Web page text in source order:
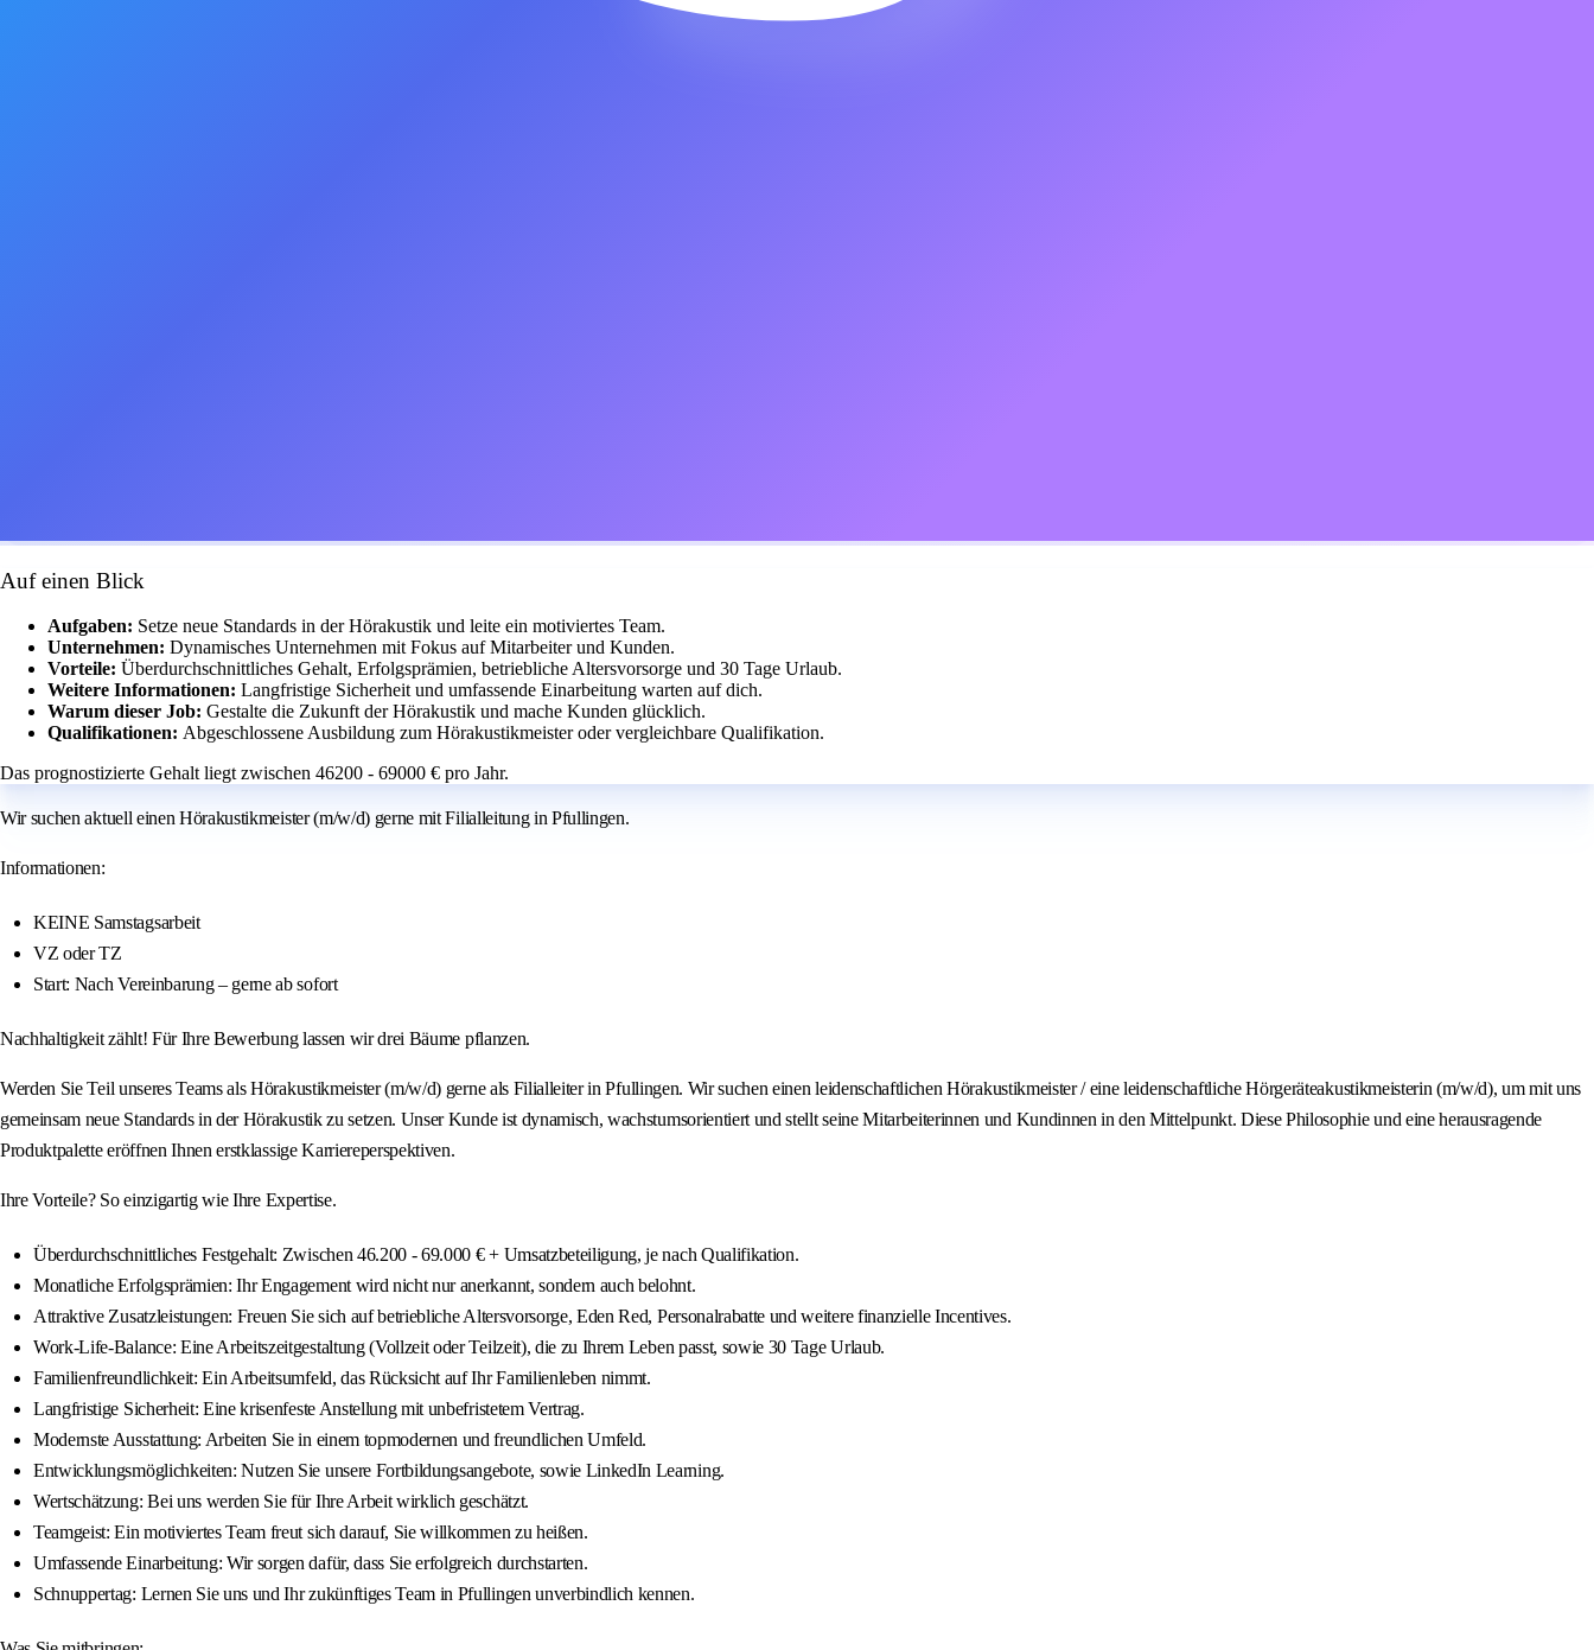
Auf einen Blick
Aufgaben: Setze neue Standards in der Hörakustik und leite ein motiviertes Team.
Unternehmen: Dynamisches Unternehmen mit Fokus auf Mitarbeiter und Kunden.
Vorteile: Überdurchschnittliches Gehalt, Erfolgsprämien, betriebliche Altersvorsorge und 30 Tage Urlaub.
Weitere Informationen: Langfristige Sicherheit und umfassende Einarbeitung warten auf dich.
Warum dieser Job: Gestalte die Zukunft der Hörakustik und mache Kunden glücklich.
Qualifikationen: Abgeschlossene Ausbildung zum Hörakustikmeister oder vergleichbare Qualifikation.
Das prognostizierte Gehalt liegt zwischen 46200 - 69000 € pro Jahr.
Wir suchen aktuell einen Hörakustikmeister (m/w/d) gerne mit Filialleitung in Pfullingen.
Informationen:
KEINE Samstagsarbeit
VZ oder TZ
Start: Nach Vereinbarung – gerne ab sofort
Nachhaltigkeit zählt! Für Ihre Bewerbung lassen wir drei Bäume pflanzen.
Werden Sie Teil unseres Teams als Hörakustikmeister (m/w/d) gerne als Filialleiter in Pfullingen. Wir suchen einen leidenschaftlichen Hörakustikmeister / eine leidenschaftliche Hörgeräteakustikmeisterin (m/w/d), um mit uns
gemeinsam neue Standards in der Hörakustik zu setzen. Unser Kunde ist dynamisch, wachstumsorientiert und stellt seine Mitarbeiterinnen und Kundinnen in den Mittelpunkt. Diese Philosophie und eine herausragende
Produktpalette eröffnen Ihnen erstklassige Karriereperspektiven.
Ihre Vorteile? So einzigartig wie Ihre Expertise.
Überdurchschnittliches Festgehalt: Zwischen 46.200 - 69.000 € + Umsatzbeteiligung, je nach Qualifikation.
Monatliche Erfolgsprämien: Ihr Engagement wird nicht nur anerkannt, sondern auch belohnt.
Attraktive Zusatzleistungen: Freuen Sie sich auf betriebliche Altersvorsorge, Eden Red, Personalrabatte und weitere finanzielle Incentives.
Work-Life-Balance: Eine Arbeitszeitgestaltung (Vollzeit oder Teilzeit), die zu Ihrem Leben passt, sowie 30 Tage Urlaub.
Familienfreundlichkeit: Ein Arbeitsumfeld, das Rücksicht auf Ihr Familienleben nimmt.
Langfristige Sicherheit: Eine krisenfeste Anstellung mit unbefristetem Vertrag.
Modernste Ausstattung: Arbeiten Sie in einem topmodernen und freundlichen Umfeld.
Entwicklungsmöglichkeiten: Nutzen Sie unsere Fortbildungsangebote, sowie LinkedIn Learning.
Wertschätzung: Bei uns werden Sie für Ihre Arbeit wirklich geschätzt.
Teamgeist: Ein motiviertes Team freut sich darauf, Sie willkommen zu heißen.
Umfassende Einarbeitung: Wir sorgen dafür, dass Sie erfolgreich durchstarten.
Schnuppertag: Lernen Sie uns und Ihr zukünftiges Team in Pfullingen unverbindlich kennen.